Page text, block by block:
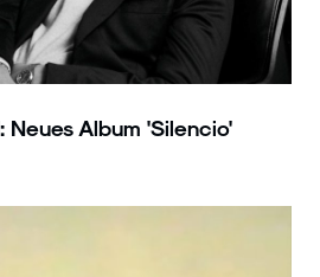
Neues Album 'Silencio'